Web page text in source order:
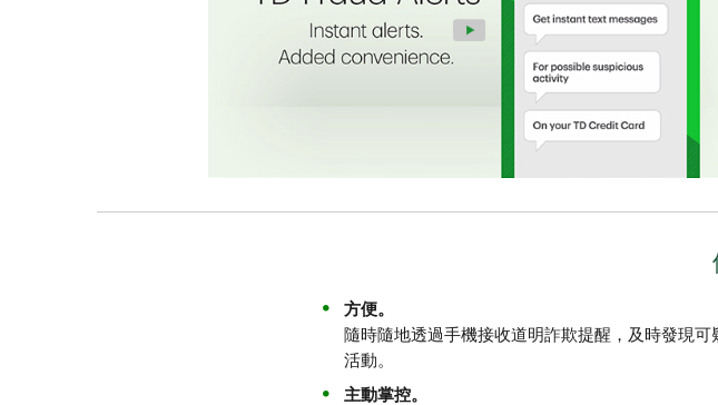
方便。
隨時隨地透過手機接收道明詐欺提醒，及時發現可
活動。
主動掌控。